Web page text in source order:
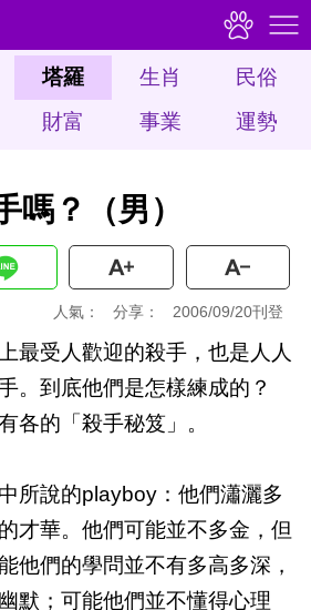
塔羅 生肖
民俗
財富 事業 運勢
嗎？（男）
人氣： 分享： 2006/09/20刊登
最受人歡迎的殺手，也是人人
。到底他們是怎樣練成的？
各的「殺手秘笈」。
所說的playboy：他們瀟灑多
才華。他們可能並不多金，但
他們的學問並不有多高多深，
默；可能他們並不懂得心理